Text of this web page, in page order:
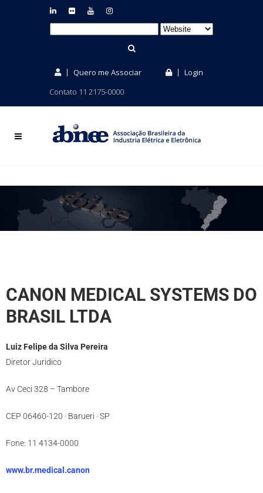
Quero me Associar
Login
Contato 11 2175-0000
CANON MEDICAL SYSTEMS DO
BRASIL LTDA
Luiz Felipe da Silva Pereira
Diretor Juridico
Av Ceci 328 – Tambore
CEP 06460-120 · Barueri · SP
Fone: 11 4134-0000
www.br.medical.canon